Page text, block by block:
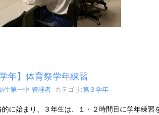
年】体育祭学年練習
生第一中 管理者カテゴリ:第３学年
に始まり、３年生は、１・２時間目に学年練習